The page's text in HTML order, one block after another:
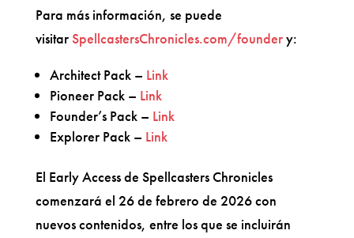
Para más información, se puede
visitarSpellcastersChronicles.com/foundery:
Architect Pack – Link
Pioneer Pack – Link
Founder’s Pack – Link
Explorer Pack – Link
El Early Access de Spellcasters Chronicles
comenzará el 26 de febrero de 2026 con
nuevos contenidos, entre los que se incluirán